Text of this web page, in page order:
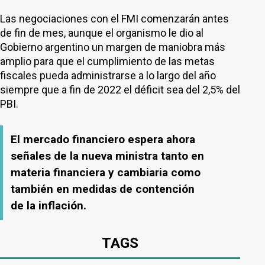
Las negociaciones con el FMI comenzarán antes
de fin de mes, aunque el organismo le dio al
Gobierno argentino un margen de maniobra más
amplio para que el cumplimiento de las metas
fiscales pueda administrarse a lo largo del año
siempre que a fin de 2022 el déficit sea del 2,5% del
PBI.
El mercado financiero espera ahora
señales de la nueva ministra tanto en
materia financiera y cambiaria como
también en medidas de contención
de la inflación.
TAGS